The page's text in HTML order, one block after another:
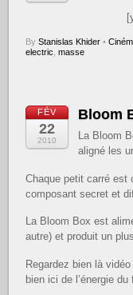
ByStanislas Khider •
electric ,masse
FÉV
22
2010
Bloom
La Bloom
aligné les
Chaque petit carré est
composant secret et
La Bloom Box est
autre) et produit un
Regardez bien là
bien ici de l’énergie du